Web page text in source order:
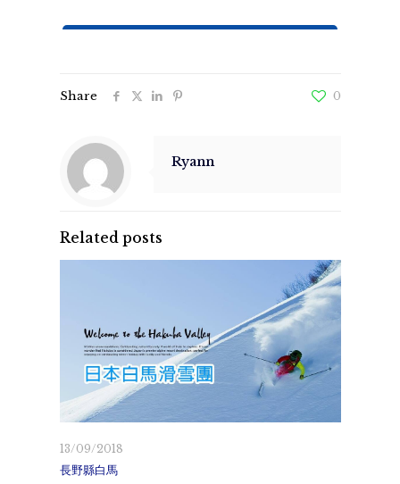
Share 0
Ryann
Related posts
13/09/2018
長野縣白馬